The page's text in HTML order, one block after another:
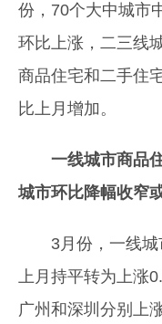
份，70个大中城市
环比上涨，二三线
商品住宅和二手住
比上月增加。
一线城市商品住
城市环比降幅收窄
3月份，一线城
上月持平转为上涨
广州和深圳分别上